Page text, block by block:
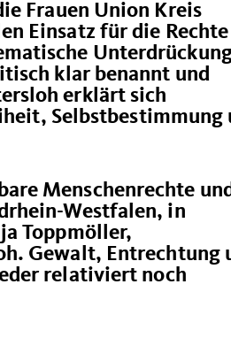
Frauen Union Kreis
Einsatz für die Rechte
klar benannt und
erklärt sich
Selbstbestimmung
Menschenrechte
Westfalen, in
Toppmöller,
Gewalt, Entrechtung
relativiert noch